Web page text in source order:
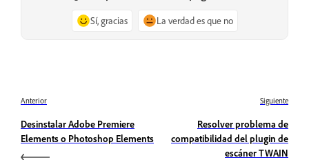
Sí, gracias La verdad es que no
Anterior
Desinstalar Adobe Premiere
Elements o Photoshop Elements
Siguiente
Resolver problema de
compatibilidad del plugin de
escáner TWAIN